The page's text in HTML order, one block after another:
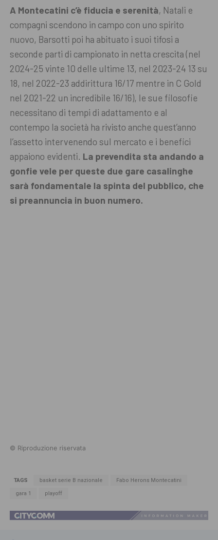
A Montecatini c’è fiducia e serenità, Natali e
compagni scendono in campo con uno spirito
nuovo, Barsotti poi ha abituato i suoi tifosi a
seconde parti di campionato in netta crescita (nel
2024-25 vinte 10 delle ultime 13, nel 2023-24 13 su
18, nel 2022-23 addirittura 16/17 mentre in C Gold
nel 2021-22 un incredibile 16/16), le sue filosofie
necessitano di tempi di adattamento e al
contempo la società ha rivisto anche quest’anno
l’assetto intervenendo sul mercato e i benefici
appaiono evidenti. La prevendita sta andando a
gonfie vele per queste due gare casalinghe
sarà fondamentale la spinta del pubblico, che
si preannuncia in buon numero.
© Riproduzione riservata
TAGS basket serie B nazionale Fabo Herons Montecatini
gara 1 playoff